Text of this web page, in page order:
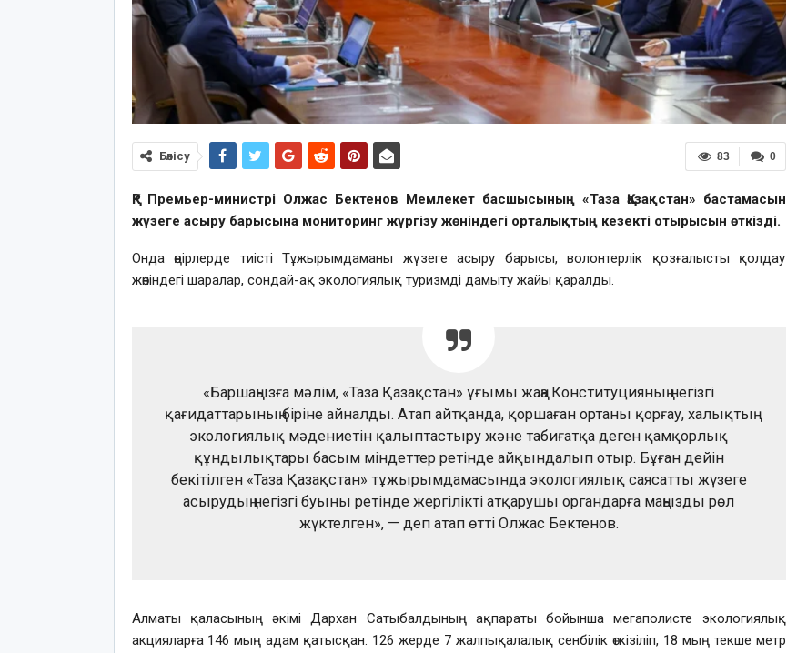
0
83
Бөлісу
ҚР Премьер-министрі Олжас Бектенов Мемлекет басшысының «Таза Қазақстан» бастамасын
жүзеге асыру барысына мониторинг жүргізу жөніндегі орталықтың кезекті отырысын өткізді.
Онда өңірлерде тиісті Тұжырымдаманы жүзеге асыру барысы, волонтерлік қозғалысты қолдау
жөніндегі шаралар, сондай-ақ экологиялық туризмді дамыту жайы қаралды.
«Баршаңызға мәлім, «Таза Қазақстан» ұғымы жаңа Конституцияның негізгі
қағидаттарының біріне айналды. Атап айтқанда, қоршаған ортаны қорғау, халықтың
экологиялық мәдениетін қалыптастыру және табиғатқа деген қамқорлық
құндылықтары басым міндеттер ретінде айқындалып отыр. Бұған дейін
бекітілген «Таза Қазақстан» тұжырымдамасында экологиялық саясатты жүзеге
асырудың негізгі буыны ретінде жергілікті атқарушы органдарға маңызды рөл
жүктелген», — деп атап өтті Олжас Бектенов.
Алматы қаласының әкімі Дархан Сатыбалдының ақпараты бойынша мегаполисте экологиялық
акцияларға 146 мың адам қатысқан. 126 жерде 7 жалпықалалық сенбілік өткізіліп, 18 мың текше метр